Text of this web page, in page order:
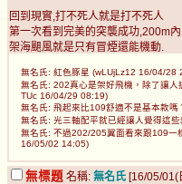
回到現實,打不死人就是打不死人
第一次看到完美的突襲成功,200m
架海颶風就是只有冒煙還能機動.
無名氏: 紅色豚星 (wLUjLz12 16/04/28
無名氏: 202真心是架好飛機，除了讓
TUc 16/04/29 08:19)
無名氏: 飛起來比109舒適不是基本款
無名氏: 光三軸配平就已經讓人覺得這
無名氏: 不過202/205翼面看來跟109一
16/05/02 14:05)
無標題 名稱: 無名氏 [16/05/01(